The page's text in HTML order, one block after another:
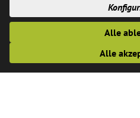
Sitzungsvorlagen finden sich
Gemeinde imRatsinfosystem.
Alle
Alle